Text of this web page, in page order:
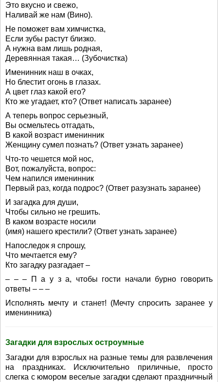
Это вкусно и свежо,
Наливай же нам (Вино).
Не поможет вам химчистка,
Если зубы растут близко.
А нужна вам лишь родная,
Деревянная такая… (Зубочистка)
Именинник наш в очках,
Но блестит огонь в глазах.
А цвет глаз какой его?
Кто же угадает, кто? (Ответ написать заранее)
А теперь вопрос серьезный,
Вы осмельтесь отгадать,
В какой возраст именинник
Женщину сумел познать? (Ответ узнать заранее)
Что-то чешется мой нос,
Вот, пожалуйста, вопрос:
Чем напился именинник
Первый раз, когда подрос? (Ответ разузнать заранее)
И загадка для души,
Чтобы сильно не грешить.
В каком возрасте носили
(имя) нашего крестили? (Ответ узнать заранее)
Напоследок я спрошу,
Что мечтается ему?
Кто загадку разгадает –
– – – П а у з а, чтобы гости начали бурно говорить
ответы – – –
Исполнять мечту и станет! (Мечту спросить заранее у
именинника)
Загадки для взрослых остроумные
Загадки для взрослых на разные темы для развлечения
на праздниках. Исключительно приличные, просто
слегка с юмором веселые загадки сделают праздничный